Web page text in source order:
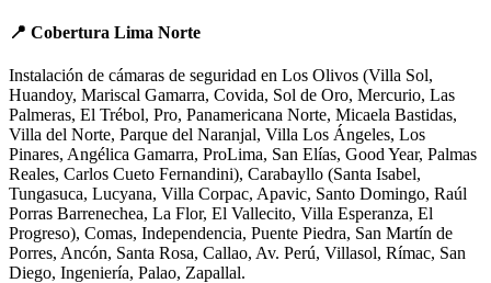
📍 Cobertura Lima Norte
Instalación de cámaras de seguridad en Los Olivos (Villa Sol,
Huandoy, Mariscal Gamarra, Covida, Sol de Oro, Mercurio, Las
Palmeras, El Trébol, Pro, Panamericana Norte, Micaela Bastidas,
Villa del Norte, Parque del Naranjal, Villa Los Ángeles, Los
Pinares, Angélica Gamarra, ProLima, San Elías, Good Year, Palmas
Reales, Carlos Cueto Fernandini), Carabayllo (Santa Isabel,
Tungasuca, Lucyana, Villa Corpac, Apavic, Santo Domingo, Raúl
Porras Barrenechea, La Flor, El Vallecito, Villa Esperanza, El
Progreso), Comas, Independencia, Puente Piedra, San Martín de
Porres, Ancón, Santa Rosa, Callao, Av. Perú, Villasol, Rímac, San
Diego, Ingeniería, Palao, Zapallal.